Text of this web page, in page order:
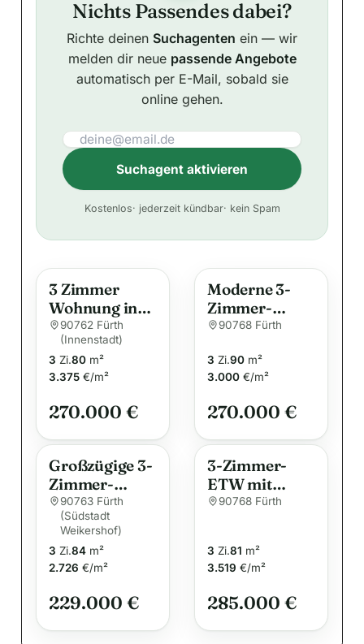
Nichts Passendes dabei?
Richte deinen Suchagenten ein — wir
melden dir neue passende Angebote
automatisch per E-Mail, sobald sie
online gehen.
Suchagent aktivieren
t
Kostenlos· jederzeit kündbar· kein Spam
3 Zimmer
Wohnung in
der Altstadt …
90762 Fürth
(Innenstadt)
3 Zi.80 m²
3.375 €/m²
270.000 €
Moderne 3-
Zimmer-
Eigentumswo
individuellem
Gestaltungssp
ielraum in
Burgfarrnbac
h
90768 Fürth
3 Zi.90 m²
3.000 €/m²
270.000 €
Großzügige 3-
Zimmer-
Wohnung mit
flexibler
Nutzung in
zentraler Lage
von Fürth-
Südstadt
90763 Fürth
(Südstadt
Weikershof)
3 Zi.84 m²
2.726 €/m²
229.000 €
3-Zimmer-
ETW mit
Balkon und
Einzelstellplat
z
90768 Fürth
3 Zi.81 m²
3.519 €/m²
285.000 €